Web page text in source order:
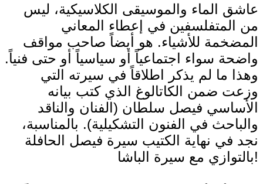
عاشق الماء والموسيقى الكلاسيكية، ليس
من المتفلسفين في إعطاء المعاني
المضخمة للأشياء. هو أيضاً صاحب مواقف
واضحة سواء اجتماعياً أو سياسياً أو حتى فنياً.
وهذا ما لم يذكر اطلاقاً في سيرته التي
وزعت ضمن الكاتالوغ الذي كتب بيانه
الأساسي فيصل سلطان (الفنان والناقد
والباحث في الفنون التشكيلية). بالمناسبة،
نجد في نهاية الكتيب سيرة فيصل الحافلة
بالتوازي مع سيرة الباشا!